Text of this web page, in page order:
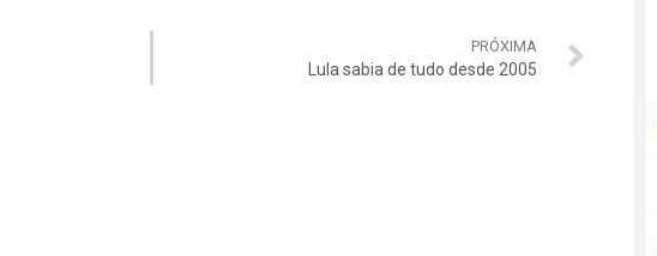
PRÓXIMA
Lula sabia de tudo desde 2005